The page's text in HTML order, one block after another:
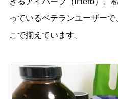
っているベテランユーザー
こで揃えています。